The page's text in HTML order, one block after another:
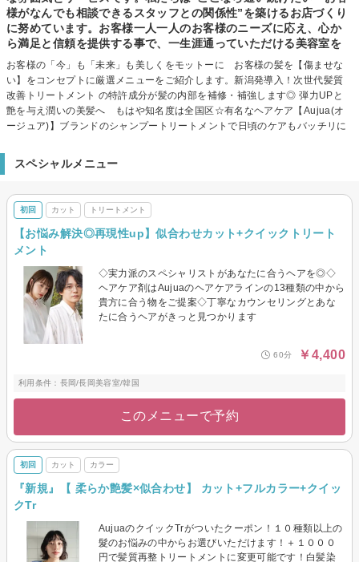
様がなんでも相談できるスタッフとの関係性”を築けるお店づくり
に努めています。お客様一人一人のお客様のニーズに応え、心か
ら満足と信頼を提供する事で、一生涯通っていただける美容室を
お客様の「今」も「未来」も美しくをモットーに お客様の髪を【傷ませな
い】をコンセプトに厳選メニューをご紹介します。新潟発導入！次世代髪質
改善トリートメント の特許成分が髪の内部を補修・補強します◎ 弾力UPと
艶を与え潤いの美髪へ もはや知名度は全国区☆有名なヘアケア【Aujua(オ
ージュア)】ブランドのシャンプートリートメントで日頃のケアもバッチリに
スペシャルメニュー
初回 カット トリートメント
【お悩み解決◎再現性up】似合わせカット+クイックトリート
メント
◇実力派のスペシャリストがあなたに合うヘアを◎◇
ヘアケア剤はAujuaのヘアケアラインの13種類の中から
貴方に合う物をご提案◇丁寧なカウンセリングとあな
たに合うヘアがきっと見つかります
60分 ￥4,400
利用条件：長岡/長岡美容室/韓国
このメニューで予約
初回 カット カラー
『新規』【 柔らか艶髪×似合わせ】 カット+フルカラー+クイッ
クTr
AujuaのクイックTrがついたクーポン！１０種類以上の
髮のお悩みの中からお選びいただけます！＋１０００
円で髪質再整トリートメントに変更可能です！白髪染